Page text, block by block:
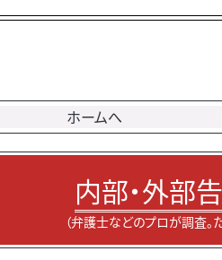
ホームへ
内部・外部
（弁護士などのプロが調査。